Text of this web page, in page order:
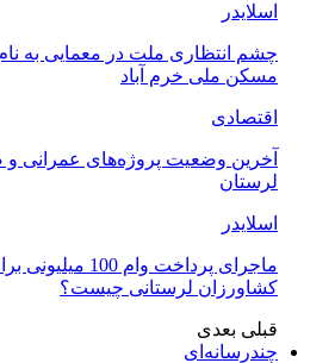
اسلایدر
مسکن ملی خرم آباد
اقتصادی
آخرین وضعیت پروژه‌های عمرانی و
لرستان
اسلایدر
ماجرای پرداخت
کشاورزان لرستانی چیست؟
قبلی بعدی
چندرسانه‌ای